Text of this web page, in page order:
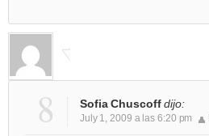
8 Sofia Chuscoff dijo:
July 1, 2009 a las 6:20 pm